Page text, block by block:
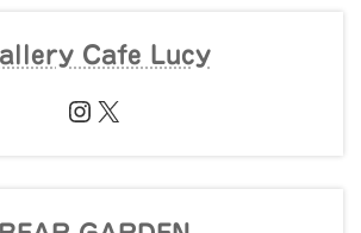
Cafe Lucy
Instagram
X